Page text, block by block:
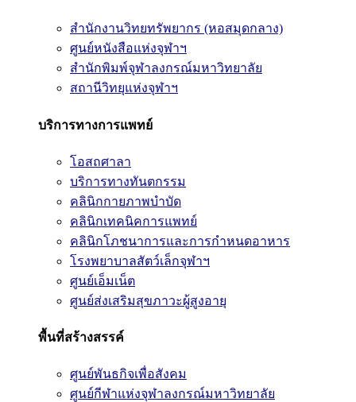
สำนักงานวิทยทรัพยากร (หอสมุดกลาง)
ศูนย์หนังสือแห่งจุฬาฯ
สำนักพิมพ์จุฬาลงกรณ์มหาวิทยาลัย
สถานีวิทยุแห่งจุฬาฯ
บริการทางการแพทย์
โอสถศาลา
บริการทางทันตกรรม
คลินิกกายภาพบำบัด
คลินิกเทคนิคการแพทย์
คลินิกโภชนาการและการกำหนดอาหาร
โรงพยาบาลสัตว์เล็กจุฬาฯ
ศูนย์เอ็มเน็ต
ศูนย์ส่งเสริมสุขภาวะผู้สูงอายุ
พื้นที่สร้างสรรค์
ศูนย์พันธกิจเพื่อสังคม
ศูนย์กีฬาแห่งจุฬาลงกรณ์มหาวิทยาลัย